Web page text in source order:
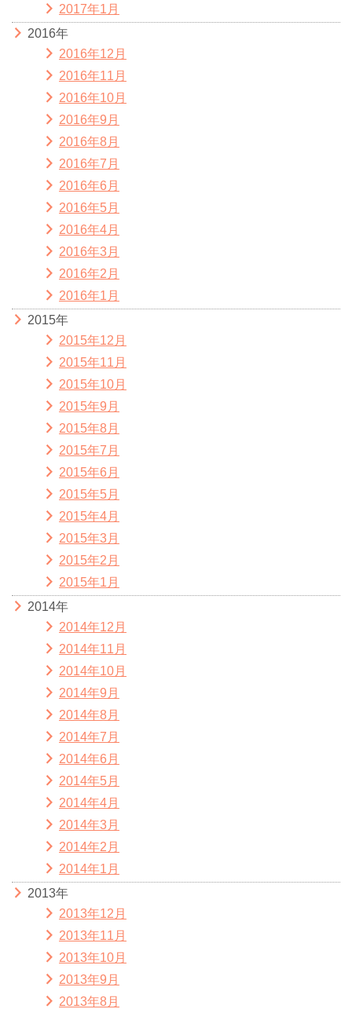
2017年1月
2016年
2016年12月
2016年11月
2016年10月
2016年9月
2016年8月
2016年7月
2016年6月
2016年5月
2016年4月
2016年3月
2016年2月
2016年1月
2015年
2015年12月
2015年11月
2015年10月
2015年9月
2015年8月
2015年7月
2015年6月
2015年5月
2015年4月
2015年3月
2015年2月
2015年1月
2014年
2014年12月
2014年11月
2014年10月
2014年9月
2014年8月
2014年7月
2014年6月
2014年5月
2014年4月
2014年3月
2014年2月
2014年1月
2013年
2013年12月
2013年11月
2013年10月
2013年9月
2013年8月